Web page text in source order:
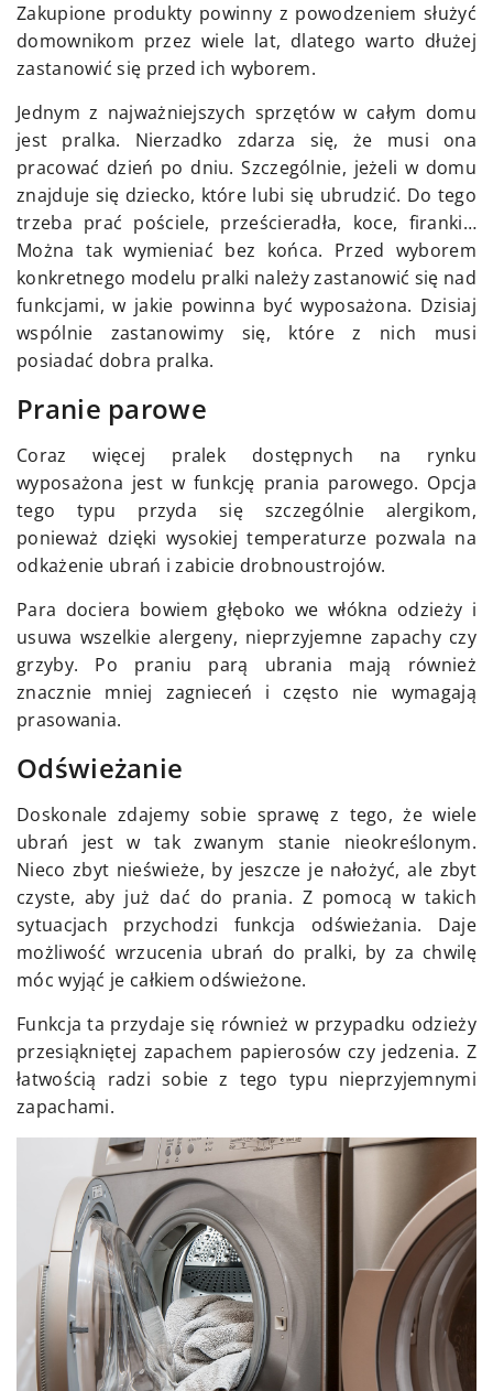
Zakupione produkty powinny z powodzeniem służyć
domownikom przez wiele lat, dlatego warto dłużej
zastanowić się przed ich wyborem.
Jednym z najważniejszych sprzętów w całym domu
jest pralka. Nierzadko zdarza się, że musi ona
pracować dzień po dniu. Szczególnie, jeżeli w domu
znajduje się dziecko, które lubi się ubrudzić. Do tego
trzeba prać pościele, prześcieradła, koce, firanki…
Można tak wymieniać bez końca. Przed wyborem
konkretnego modelu pralki należy zastanowić się nad
funkcjami, w jakie powinna być wyposażona. Dzisiaj
wspólnie zastanowimy się, które z nich musi
posiadać dobra pralka.
Pranie parowe
Coraz więcej pralek dostępnych na rynku
wyposażona jest w funkcję prania parowego. Opcja
tego typu przyda się szczególnie alergikom,
ponieważ dzięki wysokiej temperaturze pozwala na
odkażenie ubrań i zabicie drobnoustrojów.
Para dociera bowiem głęboko we włókna odzieży i
usuwa wszelkie alergeny, nieprzyjemne zapachy czy
grzyby. Po praniu parą ubrania mają również
znacznie mniej zagnieceń i często nie wymagają
prasowania.
Odświeżanie
Doskonale zdajemy sobie sprawę z tego, że wiele
ubrań jest w tak zwanym stanie nieokreślonym.
Nieco zbyt nieświeże, by jeszcze je nałożyć, ale zbyt
czyste, aby już dać do prania. Z pomocą w takich
sytuacjach przychodzi funkcja odświeżania. Daje
możliwość wrzucenia ubrań do pralki, by za chwilę
móc wyjąć je całkiem odświeżone.
Funkcja ta przydaje się również w przypadku odzieży
przesiąkniętej zapachem papierosów czy jedzenia. Z
łatwością radzi sobie z tego typu nieprzyjemnymi
zapachami.